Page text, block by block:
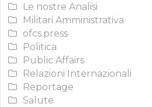
Le nostre Analisi
Militari Amministrativa
ofcs.press
Politica
Public Affairs
Relazioni Internazionali
Reportage
Salute